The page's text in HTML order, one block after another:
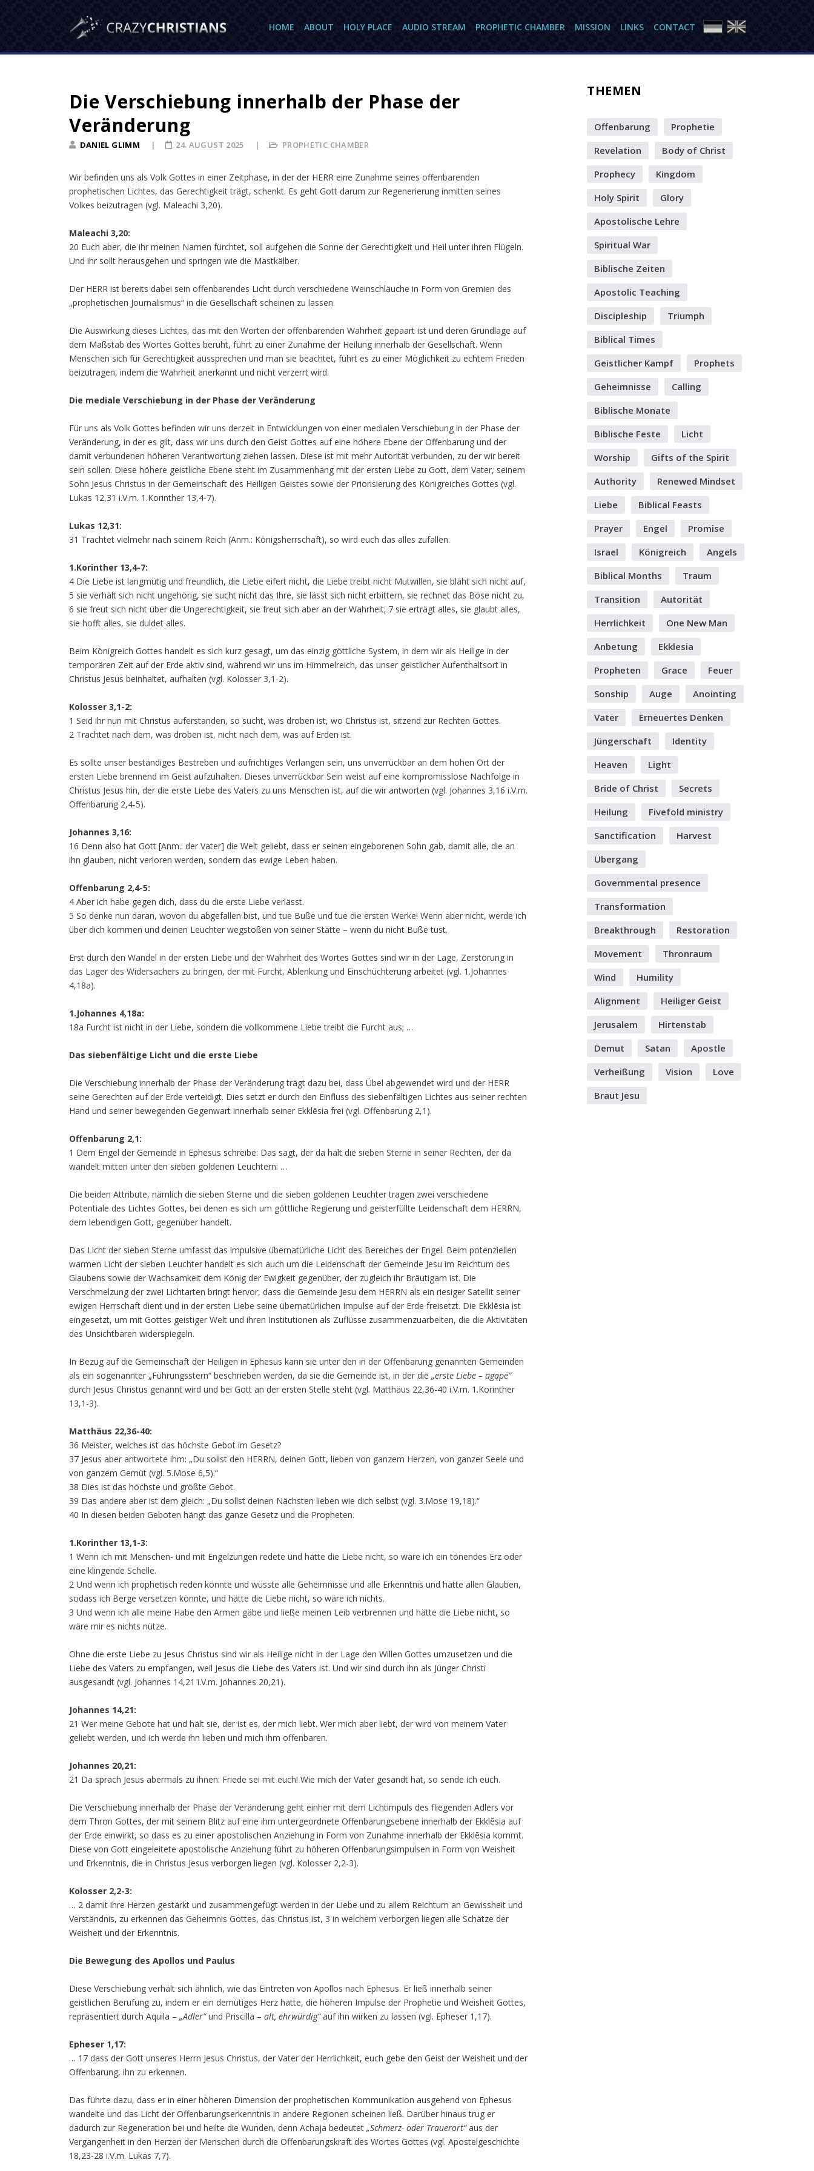
HOME ABOUT HOLY PLACE AUDIO STREAM PROPHETIC CHAMBER MISSION LINKS CONTACT
Die Verschiebung innerhalb der Phase der
Veränderung
DANIEL GLIMM PROPHETIC CHAMBER
24. AUGUST 2025
Wir befinden uns als Volk Gottes in einer Zeitphase, in der der HERR eine Zunahme seines offenbarenden
prophetischen Lichtes, das Gerechtigkeit trägt, schenkt. Es geht Gott darum zur Regenerierung inmitten seines
Volkes beizutragen (vgl. Maleachi 3,20).
Maleachi 3,20:
20 Euch aber, die ihr meinen Namen fürchtet, soll aufgehen die Sonne der Gerechtigkeit und Heil unter ihren Flügeln.
Und ihr sollt herausgehen und springen wie die Mastkälber.
Der HERR ist bereits dabei sein offenbarendes Licht durch verschiedene Weinschläuche in Form von Gremien des
„prophetischen Journalismus“ in die Gesellschaft scheinen zu lassen.
Die Auswirkung dieses Lichtes, das mit den Worten der offenbarenden Wahrheit gepaart ist und deren Grundlage auf
dem Maßstab des Wortes Gottes beruht, führt zu einer Zunahme der Heilung innerhalb der Gesellschaft. Wenn
Menschen sich für Gerechtigkeit aussprechen und man sie beachtet, führt es zu einer Möglichkeit zu echtem Frieden
beizutragen, indem die Wahrheit anerkannt und nicht verzerrt wird.
Die mediale Verschiebung in der Phase der Veränderung
Für uns als Volk Gottes befinden wir uns derzeit in Entwicklungen von einer medialen Verschiebung in der Phase der
Veränderung, in der es gilt, dass wir uns durch den Geist Gottes auf eine höhere Ebene der Offenbarung und der
damit verbundenen höheren Verantwortung ziehen lassen. Diese ist mit mehr Autorität verbunden, zu der wir bereit
sein sollen. Diese höhere geistliche Ebene steht im Zusammenhang mit der ersten Liebe zu Gott, dem Vater, seinem
Sohn Jesus Christus in der Gemeinschaft des Heiligen Geistes sowie der Priorisierung des Königreiches Gottes (vgl.
Lukas 12,31 i.V.m. 1.Korinther 13,4-7).
Lukas 12,31:
31 Trachtet vielmehr nach seinem Reich (Anm.: Königsherrschaft), so wird euch das alles zufallen.
1.Korinther 13,4-7:
4 Die Liebe ist langmütig und freundlich, die Liebe eifert nicht, die Liebe treibt nicht Mutwillen, sie bläht sich nicht auf,
5 sie verhält sich nicht ungehörig, sie sucht nicht das Ihre, sie lässt sich nicht erbittern, sie rechnet das Böse nicht zu,
6 sie freut sich nicht über die Ungerechtigkeit, sie freut sich aber an der Wahrheit; 7 sie erträgt alles, sie glaubt alles,
sie hofft alles, sie duldet alles.
Beim Königreich Gottes handelt es sich kurz gesagt, um das einzig göttliche System, in dem wir als Heilige in der
temporären Zeit auf der Erde aktiv sind, während wir uns im Himmelreich, das unser geistlicher Aufenthaltsort in
Christus Jesus beinhaltet, aufhalten (vgl. Kolosser 3,1-2).
Kolosser 3,1-2:
1 Seid ihr nun mit Christus auferstanden, so sucht, was droben ist, wo Christus ist, sitzend zur Rechten Gottes.
2 Trachtet nach dem, was droben ist, nicht nach dem, was auf Erden ist.
Es sollte unser beständiges Bestreben und aufrichtiges Verlangen sein, uns unverrückbar an dem hohen Ort der
ersten Liebe brennend im Geist aufzuhalten. Dieses unverrückbar Sein weist auf eine kompromisslose Nachfolge in
Christus Jesus hin, der die erste Liebe des Vaters zu uns Menschen ist, auf die wir antworten (vgl. Johannes 3,16 i.V.m.
Offenbarung 2,4-5).
Johannes 3,16:
16 Denn also hat Gott [Anm.: der Vater] die Welt geliebt, dass er seinen eingeborenen Sohn gab, damit alle, die an
ihn glauben, nicht verloren werden, sondern das ewige Leben haben.
Offenbarung 2,4-5:
4 Aber ich habe gegen dich, dass du die erste Liebe verlässt.
5 So denke nun daran, wovon du abgefallen bist, und tue Buße und tue die ersten Werke! Wenn aber nicht, werde ich
über dich kommen und deinen Leuchter wegstoßen von seiner Stätte – wenn du nicht Buße tust.
Erst durch den Wandel in der ersten Liebe und der Wahrheit des Wortes Gottes sind wir in der Lage, Zerstörung in
das Lager des Widersachers zu bringen, der mit Furcht, Ablenkung und Einschüchterung arbeitet (vgl. 1.Johannes
4,18a).
1.Johannes 4,18a:
18a Furcht ist nicht in der Liebe, sondern die vollkommene Liebe treibt die Furcht aus; …
Das siebenfältige Licht und die erste Liebe
Die Verschiebung innerhalb der Phase der Veränderung trägt dazu bei, dass Übel abgewendet wird und der HERR
seine Gerechten auf der Erde verteidigt. Dies setzt er durch den Einfluss des siebenfältigen Lichtes aus seiner rechten
Hand und seiner bewegenden Gegenwart innerhalb seiner Ekklēsia frei (vgl. Offenbarung 2,1).
Offenbarung 2,1:
1 Dem Engel der Gemeinde in Ephesus schreibe: Das sagt, der da hält die sieben Sterne in seiner Rechten, der da
wandelt mitten unter den sieben goldenen Leuchtern: …
Die beiden Attribute, nämlich die sieben Sterne und die sieben goldenen Leuchter tragen zwei verschiedene
Potentiale des Lichtes Gottes, bei denen es sich um göttliche Regierung und geisterfüllte Leidenschaft dem HERRN,
dem lebendigen Gott, gegenüber handelt.
Das Licht der sieben Sterne umfasst das impulsive übernatürliche Licht des Bereiches der Engel. Beim potenziellen
warmen Licht der sieben Leuchter handelt es sich auch um die Leidenschaft der Gemeinde Jesu im Reichtum des
Glaubens sowie der Wachsamkeit dem König der Ewigkeit gegenüber, der zugleich ihr Bräutigam ist. Die
Verschmelzung der zwei Lichtarten bringt hervor, dass die Gemeinde Jesu dem HERRN als ein riesiger Satellit seiner
ewigen Herrschaft dient und in der ersten Liebe seine übernatürlichen Impulse auf der Erde freisetzt. Die Ekklēsia ist
eingesetzt, um mit Gottes geistiger Welt und ihren Institutionen als Zuflüsse zusammenzuarbeiten, die die Aktivitäten
des Unsichtbaren widerspiegeln.
In Bezug auf die Gemeinschaft der Heiligen in Ephesus kann sie unter den in der Offenbarung genannten Gemeinden
als ein sogenannter „Führungsstern“ beschrieben werden, da sie die Gemeinde ist, in der die „erste Liebe – agąpē“
durch Jesus Christus genannt wird und bei Gott an der ersten Stelle steht (vgl. Matthäus 22,36-40 i.V.m. 1.Korinther
13,1-3).
Matthäus 22,36-40:
36 Meister, welches ist das höchste Gebot im Gesetz?
37 Jesus aber antwortete ihm: „Du sollst den HERRN, deinen Gott, lieben von ganzem Herzen, von ganzer Seele und
von ganzem Gemüt (vgl. 5.Mose 6,5).“
38 Dies ist das höchste und größte Gebot.
39 Das andere aber ist dem gleich: „Du sollst deinen Nächsten lieben wie dich selbst (vgl. 3.Mose 19,18).“
40 In diesen beiden Geboten hängt das ganze Gesetz und die Propheten.
1.Korinther 13,1-3:
1 Wenn ich mit Menschen- und mit Engelzungen redete und hätte die Liebe nicht, so wäre ich ein tönendes Erz oder
eine klingende Schelle.
2 Und wenn ich prophetisch reden könnte und wüsste alle Geheimnisse und alle Erkenntnis und hätte allen Glauben,
sodass ich Berge versetzen könnte, und hätte die Liebe nicht, so wäre ich nichts.
3 Und wenn ich alle meine Habe den Armen gäbe und ließe meinen Leib verbrennen und hätte die Liebe nicht, so
wäre mir es nichts nütze.
Ohne die erste Liebe zu Jesus Christus sind wir als Heilige nicht in der Lage den Willen Gottes umzusetzen und die
Liebe des Vaters zu empfangen, weil Jesus die Liebe des Vaters ist. Und wir sind durch ihn als Jünger Christi
ausgesandt (vgl. Johannes 14,21 i.V.m. Johannes 20,21).
Johannes 14,21:
21 Wer meine Gebote hat und hält sie, der ist es, der mich liebt. Wer mich aber liebt, der wird von meinem Vater
geliebt werden, und ich werde ihn lieben und mich ihm offenbaren.
Johannes 20,21:
21 Da sprach Jesus abermals zu ihnen: Friede sei mit euch! Wie mich der Vater gesandt hat, so sende ich euch.
Die Verschiebung innerhalb der Phase der Veränderung geht einher mit dem Lichtimpuls des fliegenden Adlers vor
dem Thron Gottes, der mit seinem Blitz auf eine ihm untergeordnete Offenbarungsebene innerhalb der Ekklēsia auf
der Erde einwirkt, so dass es zu einer apostolischen Anziehung in Form von Zunahme innerhalb der Ekklēsia kommt.
Diese von Gott eingeleitete apostolische Anziehung führt zu höheren Offenbarungsimpulsen in Form von Weisheit
und Erkenntnis, die in Christus Jesus verborgen liegen (vgl. Kolosser 2,2-3).
Kolosser 2,2-3:
… 2 damit ihre Herzen gestärkt und zusammengefügt werden in der Liebe und zu allem Reichtum an Gewissheit und
Verständnis, zu erkennen das Geheimnis Gottes, das Christus ist, 3 in welchem verborgen liegen alle Schätze der
Weisheit und der Erkenntnis.
Die Bewegung des Apollos und Paulus
Diese Verschiebung verhält sich ähnlich, wie das Eintreten von Apollos nach Ephesus. Er ließ innerhalb seiner
geistlichen Berufung zu, indem er ein demütiges Herz hatte, die höheren Impulse der Prophetie und Weisheit Gottes,
repräsentiert durch Aquila – „Adler“und Priscilla – alt, ehrwürdig“auf ihn wirken zu lassen (vgl. Epheser 1,17).
Epheser 1,17:
… 17 dass der Gott unseres Herrn Jesus Christus, der Vater der Herrlichkeit, euch gebe den Geist der Weisheit und der
Offenbarung, ihn zu erkennen.
Das führte dazu, dass er in einer höheren Dimension der prophetischen Kommunikation ausgehend von Ephesus
wandelte und das Licht der Offenbarungserkenntnis in andere Regionen scheinen ließ. Darüber hinaus trug er
dadurch zur Regeneration bei und heilte die Wunden, denn Achaja bedeutet „Schmerz- oder Trauerort“aus der
Vergangenheit in den Herzen der Menschen durch die Offenbarungskraft des Wortes Gottes (vgl. Apostelgeschichte
18,23-28 i.V.m. Lukas 7,7).
THEMEN
Offenbarung
Prophetie
Revelation
Body of Christ
Prophecy
Kingdom
Holy Spirit
Glory
Apostolische Lehre
Spiritual War
Biblische Zeiten
Apostolic Teaching
Discipleship
Triumph
Biblical Times
Geistlicher Kampf
Prophets
Geheimnisse
Calling
Biblische Monate
Biblische Feste
Licht
Worship
Gifts of the Spirit
Authority
Renewed Mindset
Liebe
Biblical Feasts
Prayer
Engel
Promise
Israel
Königreich
Angels
Biblical Months
Traum
Transition
Autorität
Herrlichkeit
One New Man
Anbetung
Ekklesia
Propheten
Grace
Feuer
Sonship
Auge
Anointing
Vater
Erneuertes Denken
Jüngerschaft
Identity
Heaven
Light
Bride of Christ
Secrets
Heilung
Fivefold ministry
Sanctification
Harvest
Übergang
Governmental presence
Transformation
Breakthrough
Restoration
Movement
Thronraum
Wind
Humility
Alignment
Heiliger Geist
Jerusalem
Hirtenstab
Demut
Satan
Apostle
Verheißung
Vision
Love
Braut Jesu